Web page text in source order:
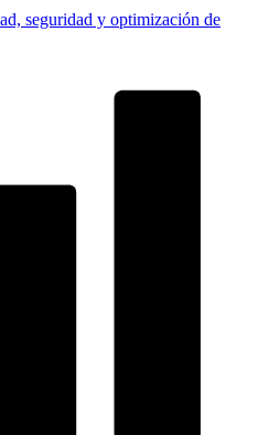
seguridad y optimización de